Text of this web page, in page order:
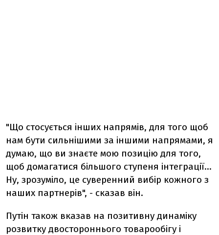
"Що стосується інших напрямів, для того щоб
нам бути сильнішими за іншими напрямами, я
думаю, що ви знаєте мою позицію для того,
щоб домагатися більшого ступеня інтеграції...
Ну, зрозуміло, це суверенний вибір кожного з
наших партнерів", - сказав він.
Путін також вказав на позитивну динаміку
розвитку двостороннього товарообігу і